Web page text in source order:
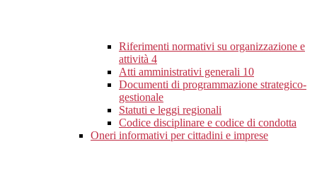
Riferimenti normativi su organizzazione e
attività 4
Atti amministrativi generali 10
Documenti di programmazione strategico-
gestionale
Statuti e leggi regionali
Codice disciplinare e codice di condotta
Oneri informativi per cittadini e imprese